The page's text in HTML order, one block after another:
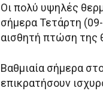
Οι πολύ υψηλές
σήμερα Τετάρτη
αισθητή πτώση της
Βαθμιαία σήμερα
επικρατήσουν